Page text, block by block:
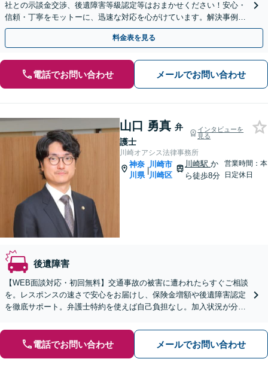
社との示談金交渉、後遺障害等級認定等はおまかせください！安心・
信頼・丁寧をモットーに、迅速な対応を心がけています。解決事例も
多数あり、交通事故に強い法律事務所と自負しております。
料金表を見る
電話でお問い合わせ メールでお問い合わせ
山口 勇真 弁
護士
インタビューを
見る
川崎オアシス法律事務所
神奈
川県
|
川崎市
川崎区
川崎駅 か
ら徒歩8分
営業時間：本
日定休日
後遺障害
【WEB面談対応・初回無料】交通事故の被害に遭われたらすぐご相談
を。レスポンスの速さで安心をお届けし、保険金増額や後遺障害認定
を徹底サポート。弁護士特約を使えば自己負担なし。加入状況が分か
電話でお問い合わせ メールでお問い合わせ